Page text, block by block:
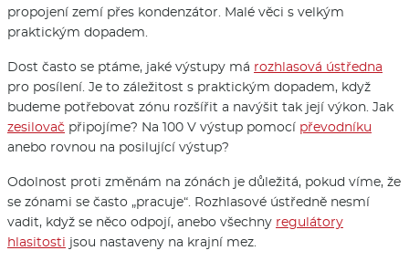
propojení zemí přes kondenzátor. Malé věci s velkým
praktickým dopadem.
Dost často se ptáme, jaké výstupy má rozhlasová ústředna
pro posílení. Je to záležitost s praktickým dopadem, když
budeme potřebovat zónu rozšířit a navýšit tak její výkon. Jak
zesilovač připojíme? Na 100 V výstup pomocí převodníku
anebo rovnou na posilující výstup?
Odolnost proti změnám na zónách je důležitá, pokud víme, že
se zónami se často „pracuje“. Rozhlasové ústředně nesmí
vadit, když se něco odpojí, anebo všechny regulátory
hlasitosti jsou nastaveny na krajní mez.